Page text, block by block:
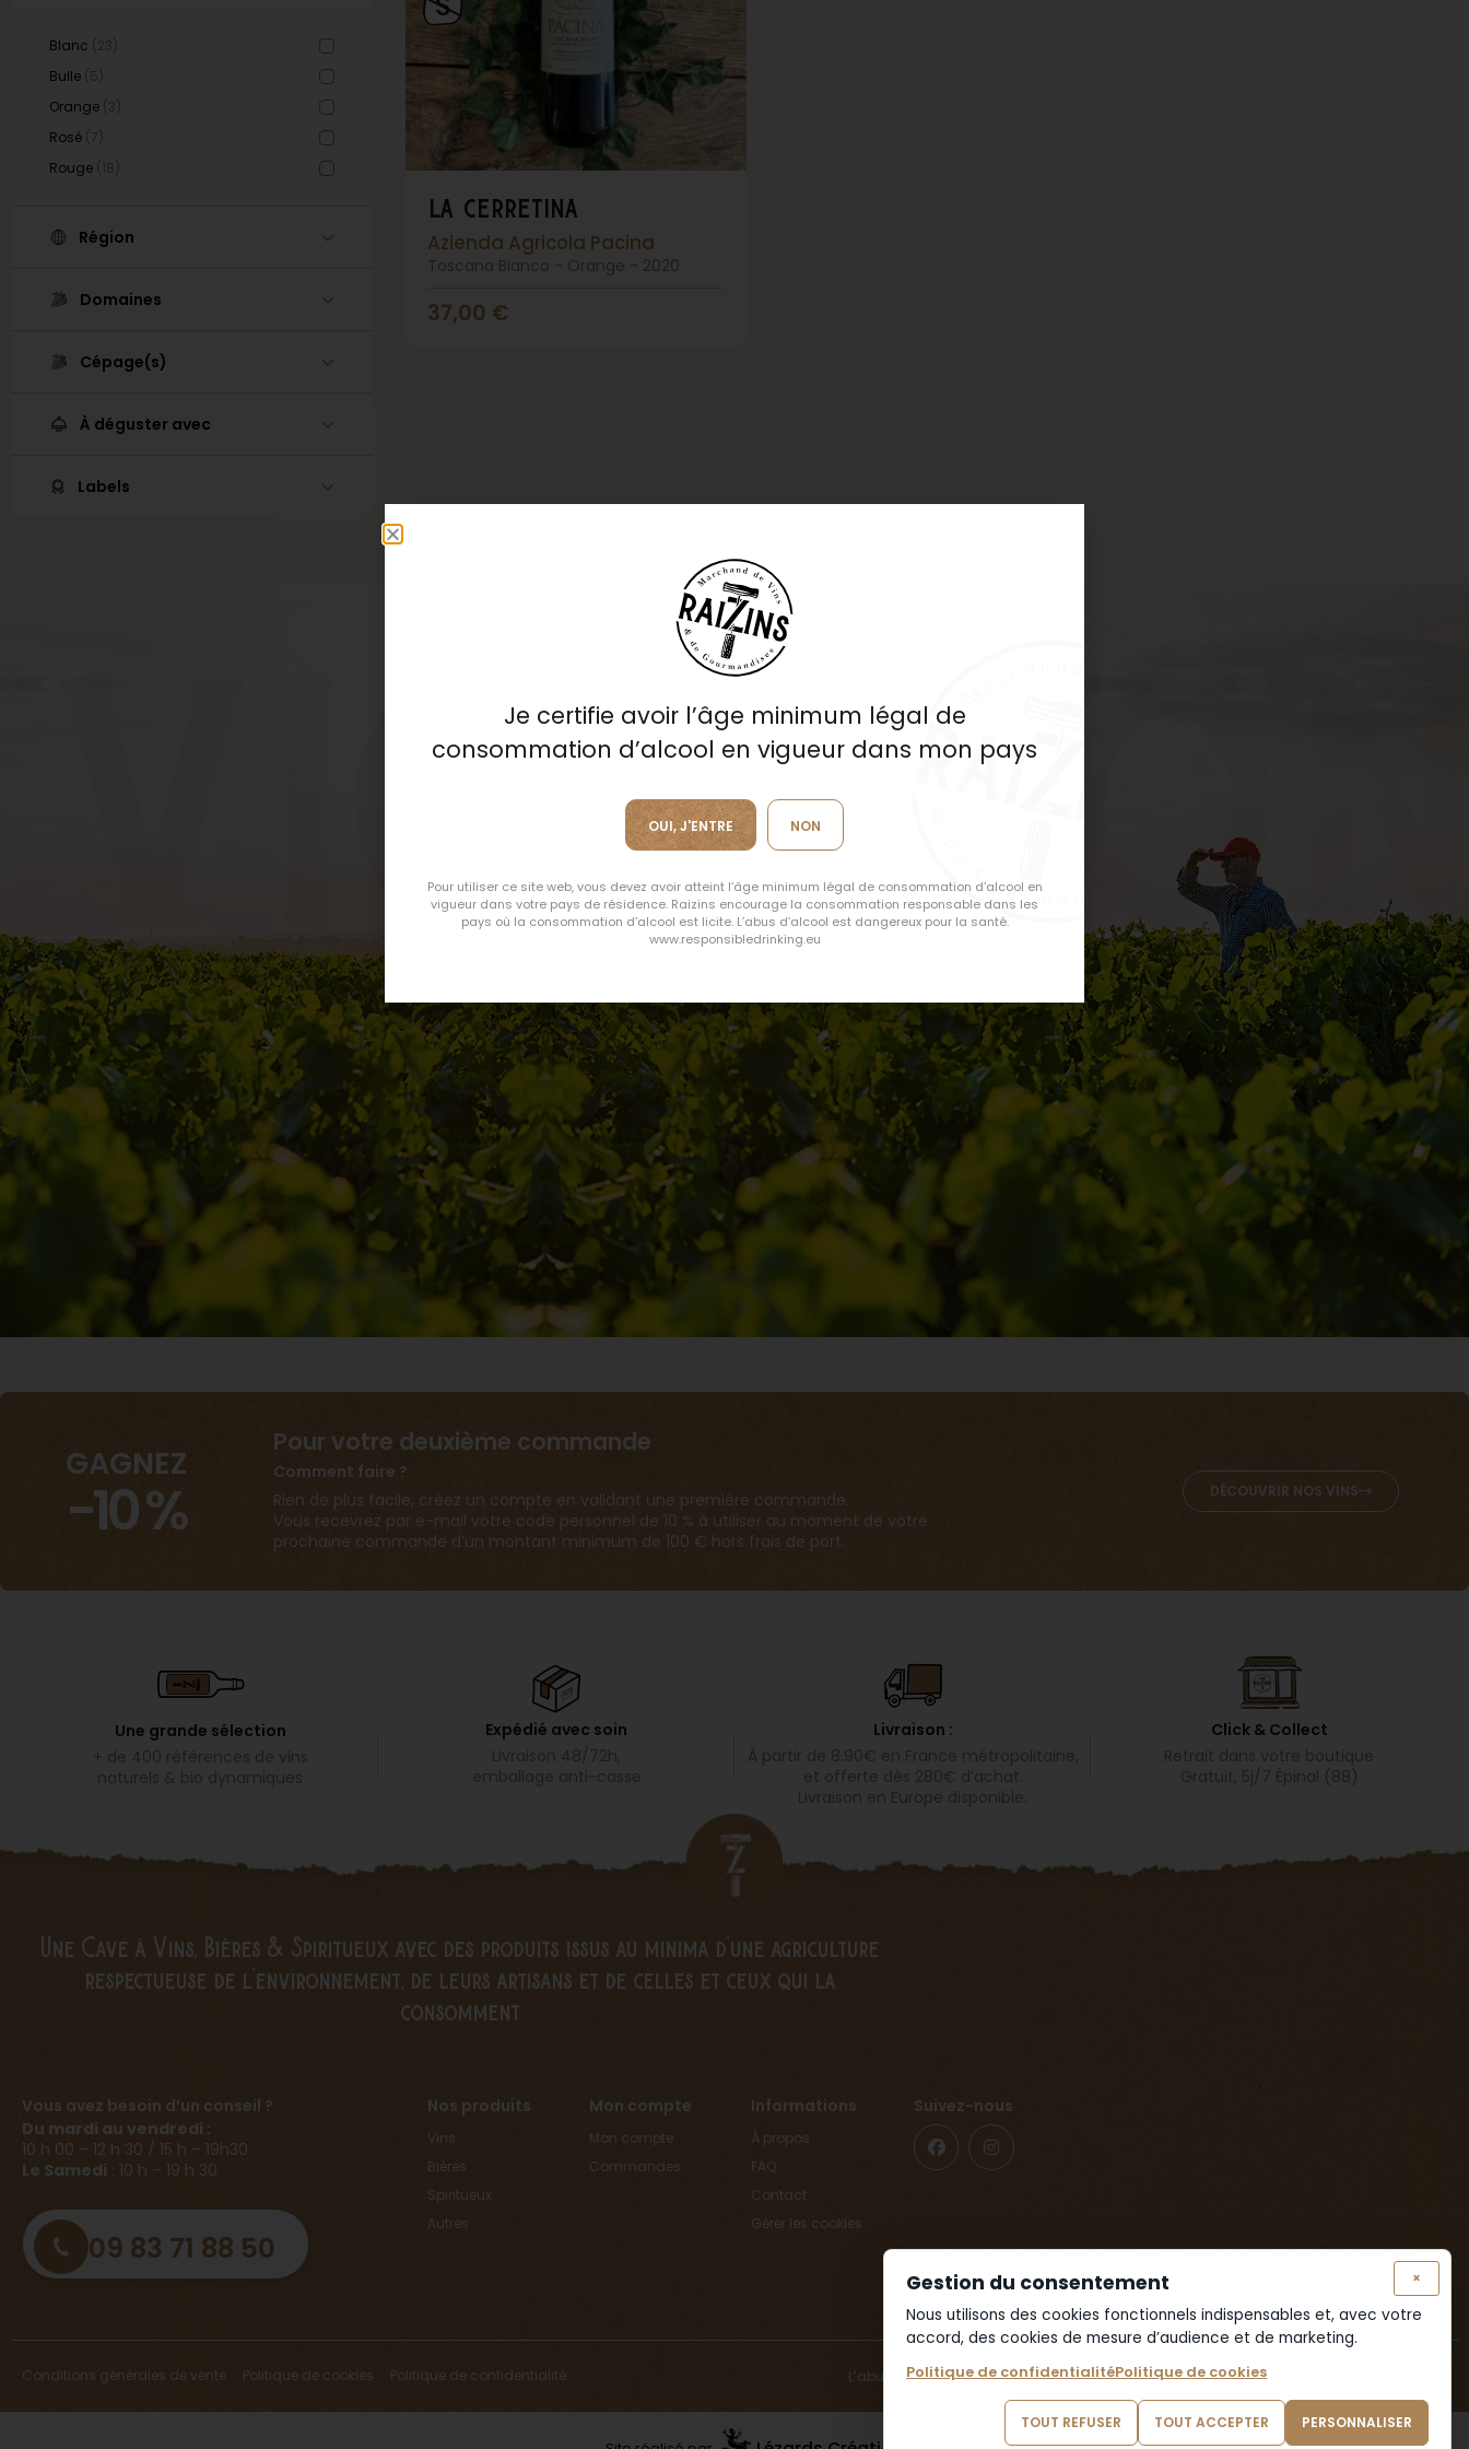
Blanc
Bulle
Orange
Rosé
Rouge
Région
Domaines
Cépage(s)
À déguster avec
Labels
la cerretina
Azienda Agricola Pacina
Toscana Bianco - Orange - 2020
37,00 €
vigneron
Lumière sur
Hervé Villemade
DÉCOUVRIR LE DOMAINE
GAGNEZ
-10 %
Pour votre deuxième commande
Comment faire ?
Rien de plus facile, créez un compte en validant une première commande.
Vous recevrez par e-mail votre code personnel de 10 % à utiliser au moment de votre
prochaine commande d’un montant minimum de 100 € hors frais de port.
DÉCOUVRIR NOS VINS
Une grande sélection
Expédié avec soin
Livraison :
Click & Collect
Une Cave à Vins, Bières & Spiritueux avec des produits issus au minima d’une agriculture
respectueuse de l’environnement, de leurs artisans et de celles et ceux qui la
consomment
Vous avez besoin d’un conseil ?
Du mardi au vendredi :
10 h 00 – 12 h 30 / 15 h – 19h30
Le Samedi : 10 h – 19 h 30
09 83 71 88 50
Nos produits
Vins
Bières
Spiritueux
Autres
Mon compte
Mon compte
Commandes
Informations
À propos
FAQ
Contact
Gérer les cookies
Suivez-nous
Conditions générales de vente Politique de cookies Politique de confidentialité L’abus d’alcool est dangereux pour la santé. Consommer avec modération.
×
Gestion du consentement
Nous utilisons des cookies fonctionnels indispensables et, avec votre
accord, des cookies de mesure d’audience et de marketing.
Politique de confidentialitéPolitique de cookies
TOUT REFUSER TOUT ACCEPTER PERSONNALISER
Je certifie avoir l’âge minimum légal de
consommation d’alcool en vigueur dans mon pays
OUI, J'ENTRE NON
Pour utiliser ce site web, vous devez avoir atteint l’âge minimum légal de consommation d’alcool en
vigueur dans votre pays de résidence. Raizins encourage la consommation responsable dans les
pays où la consommation d’alcool est licite. L’abus d’alcool est dangereux pour la santé.
www.responsibledrinking.eu